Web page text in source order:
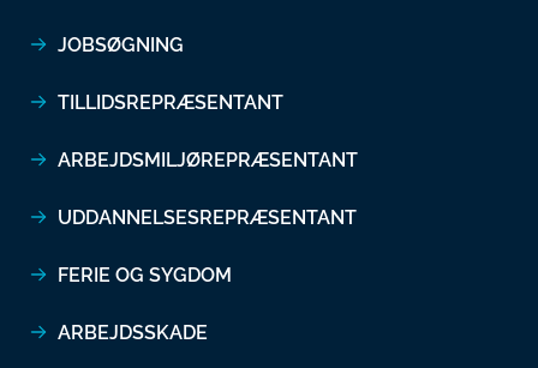
JOBSØGNING
TILLIDSREPRÆSENTANT
ARBEJDSMILJØREPRÆSENTANT
UDDANNELSESREPRÆSENTANT
FERIE OG SYGDOM
ARBEJDSSKADE